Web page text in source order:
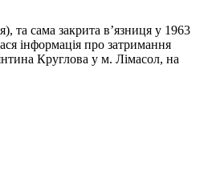
та сама закрита в’язниця у 1963
інформація про затримання
Круглова у м. Лімасол, на